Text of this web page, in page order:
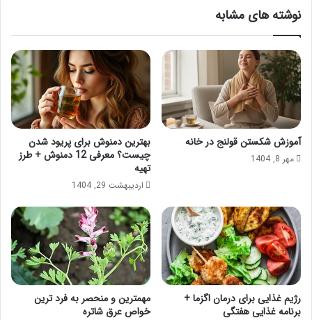
نوشته های مشابه
آموزش شکستن قولنج در خانه
مهر 8, 1404
بهترین دمنوش برای پریود شدن
چیست؟ معرفی 12 دمنوش + طرز
تهیه
اردیبهشت 29, 1404
رژیم غذایی برای درمان اگزما +
برنامه غذایی هفتگی
مهمترین و منحصر به فرد ترین
خواص عرق شاتره